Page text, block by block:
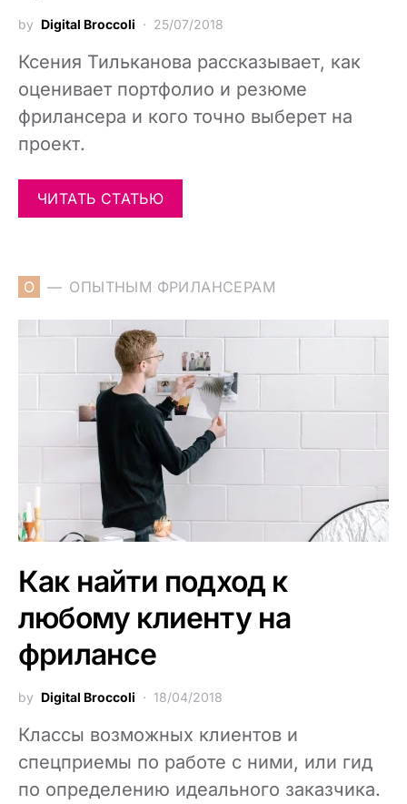
by Digital Broccoli 25/07/2018
Ксения Тильканова рассказывает, как
оценивает портфолио и резюме
фрилансера и кого точно выберет на
проект.
ЧИТАТЬ СТАТЬЮ
О ОПЫТНЫМ ФРИЛАНСЕРАМ
Как найти подход к
любому клиенту на
фрилансе
by Digital Broccoli 18/04/2018
Классы возможных клиентов и
спецприемы по работе с ними, или гид
по определению идеального заказчика.